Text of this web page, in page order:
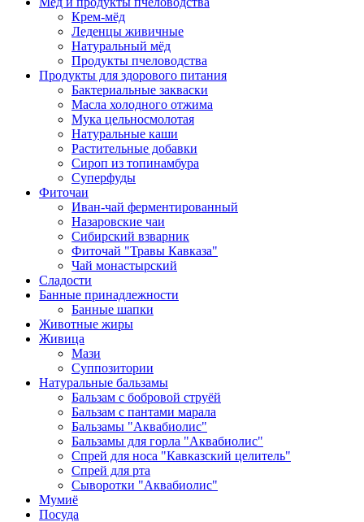
Крем-мёд
Леденцы живичные
Натуральный мёд
Продукты пчеловодства
Продукты для здорового питания
Бактериальные закваски
Масла холодного отжима
Мука цельносмолотая
Натуральные каши
Растительные добавки
Сироп из топинамбура
Суперфуды
Фиточаи
Иван-чай ферментированный
Назаровские чаи
Сибирский взварник
Фиточай "Травы Кавказа"
Чай монастырский
Сладости
Банные принадлежности
Банные шапки
Животные жиры
Живица
Мази
Суппозитории
Натуральные бальзамы
Бальзам с бобровой струёй
Бальзам с пантами марала
Бальзамы "Аквабиолис"
Бальзамы для горла "Аквабиолис"
Спрей для носа "Кавказский целитель"
Спрей для рта
Сыворотки "Аквабиолис"
Мумиё
Посуда